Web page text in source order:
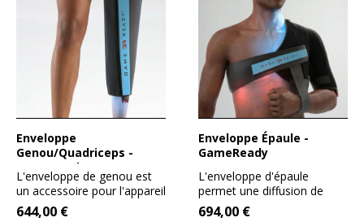
Enveloppe
Genou/Quadriceps -
GameReady
L'enveloppe de genou est
un accessoire pour l'appareil
GAME READY. Sa taille...
644,00 €
Enveloppe Épaule -
GameReady
L'enveloppe d'épaule
permet une diffusion de
froid sur une surface très...
694,00 €